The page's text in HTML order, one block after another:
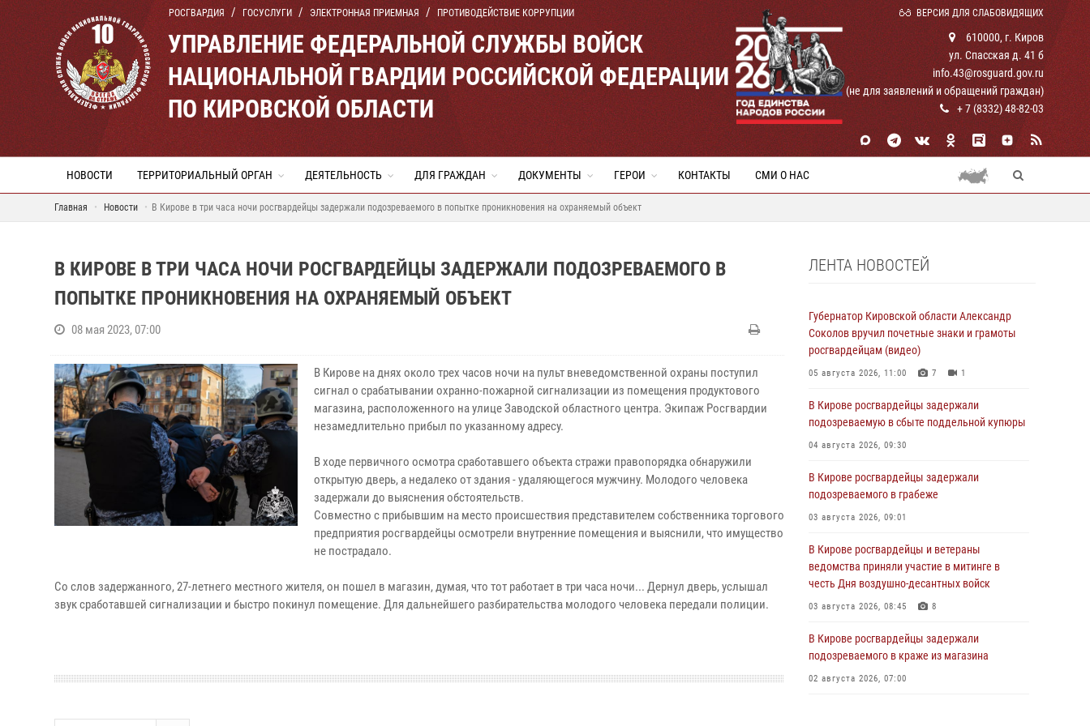
РОСГВАРДИЯ ГОСУСЛУГИ ЭЛЕКТРОННАЯ ПРИЕМНАЯ ПРОТИВОДЕЙСТВИЕ КОРРУПЦИИ ВЕРСИЯ ДЛЯ СЛАБОВИДЯЩИХ
УПРАВЛЕНИЕ ФЕДЕРАЛЬНОЙ СЛУЖБЫ ВОЙСК
НАЦИОНАЛЬНОЙ ГВАРДИИ РОССИЙСКОЙ ФЕДЕРАЦИИ
ПО КИРОВСКОЙ ОБЛАСТИ
610000, г. Киров
ул. Спасская д. 41 б
info.43@rosguard.gov.ru
(не для заявлений и обращений граждан)
+ 7 (8332) 48-82-03
НОВОСТИ ТЕРРИТОРИАЛЬНЫЙ ОРГАН ДЕЯТЕЛЬНОСТЬ ДЛЯ ГРАЖДАН ДОКУМЕНТЫ ГЕРОИ КОНТАКТЫ СМИ О НАС
Главная Новости В Кирове в три часа ночи росгвардейцы задержали подозреваемого в попытке проникновения на охраняемый объект
В КИРОВЕ В ТРИ ЧАСА НОЧИ РОСГВАРДЕЙЦЫ ЗАДЕРЖАЛИ ПОДОЗРЕВАЕМОГО В
ПОПЫТКЕ ПРОНИКНОВЕНИЯ НА ОХРАНЯЕМЫЙ ОБЪЕКТ
08 мая 2023, 07:00
В Кирове на днях около трех часов ночи на пульт вневедомственной охраны поступил
сигнал о срабатывании охранно-пожарной сигнализации из помещения продуктового
магазина, расположенного на улице Заводской областного центра. Экипаж Росгвардии
незамедлительно прибыл по указанному адресу.
В ходе первичного осмотра сработавшего объекта стражи правопорядка обнаружили
открытую дверь, а недалеко от здания - удаляющегося мужчину. Молодого человека
задержали до выяснения обстоятельств.
Совместно с прибывшим на место происшествия представителем собственника торгового
предприятия росгвардейцы осмотрели внутренние помещения и выяснили, что имущество
не пострадало.
Со слов задержанного, 27-летнего местного жителя, он пошел в магазин, думая, что тот работает в три часа ночи... Дернул дверь, услышал
звук сработавшей сигнализации и быстро покинул помещение. Для дальнейшего разбирательства молодого человека передали полиции.
ЛЕНТА НОВОСТЕЙ
Губернатор Кировской области Александр
Соколов вручил почетные знаки и грамоты
росгвардейцам (видео)
05 августа 2026, 11:00 7 1
В Кирове росгвардейцы задержали
подозреваемую в сбыте поддельной купюры
04 августа 2026, 09:30
В Кирове росгвардейцы задержали
подозреваемого в грабеже
03 августа 2026, 09:01
В Кирове росгвардейцы и ветераны
ведомства приняли участие в митинге в
честь Дня воздушно-десантных войск
03 августа 2026, 08:45 8
В Кирове росгвардейцы задержали
подозреваемого в краже из магазина
02 августа 2026, 07:00